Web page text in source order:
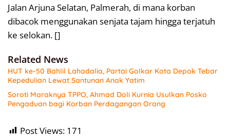
Jalan Arjuna Selatan, Palmerah, di mana korban
dibacok menggunakan senjata tajam hingga terjatuh
ke selokan. []
Related News
HUT ke-50 Bahlil Lahadalia, Partai Golkar Kota Depok Tebar
Kepedulian Lewat Santunan Anak Yatim
Soroti Maraknya TPPO, Ahmad Doli Kurnia Usulkan Posko
Pengaduan bagi Korban Perdagangan Orang
Post Views: 171